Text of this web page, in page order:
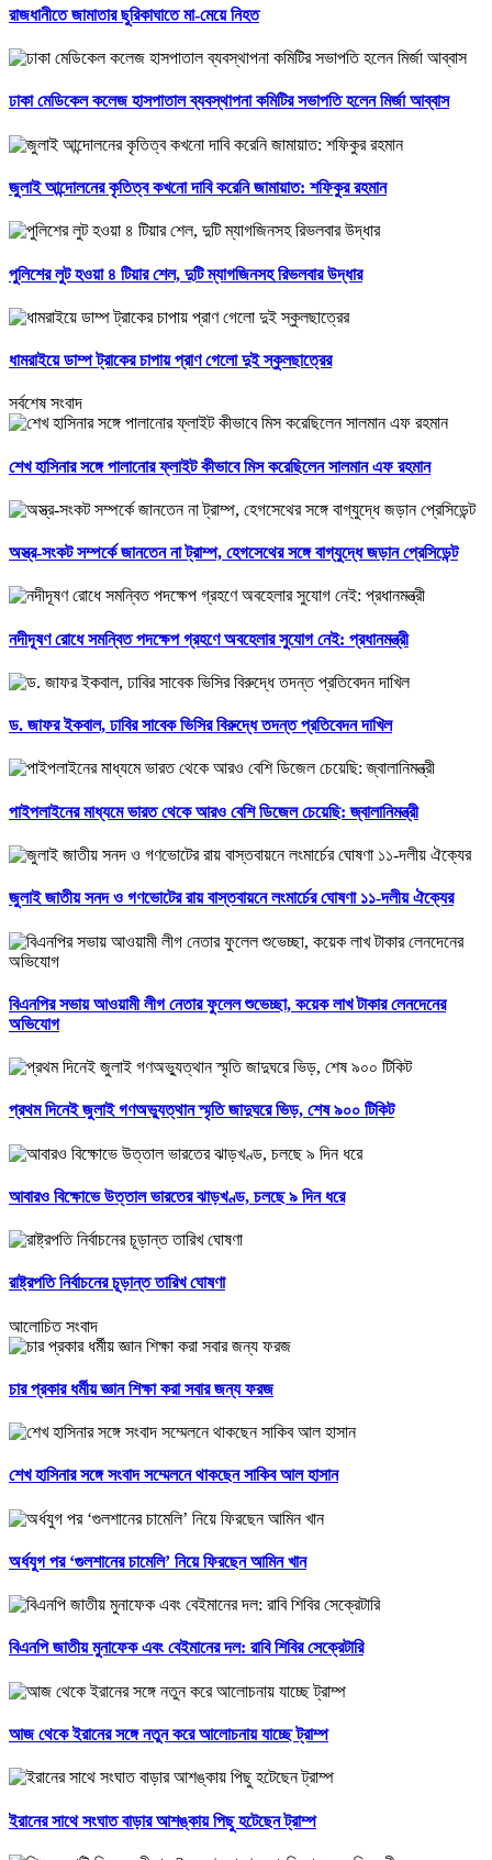
রাজধানীতে জামাতার ছুরিকাঘাতে মা-মেয়ে নিহত
ঢাকা মেডিকেল কলেজ হাসপাতাল ব্যবস্থাপনা কমিটির সভাপতি হলেন মির্জা আব্বাস
জুলাই আন্দোলনের কৃতিত্ব কখনো দাবি করেনি জামায়াত: শফিকুর রহমান
পুলিশের লুট হওয়া ৪ টিয়ার শেল, দুটি ম্যাগজিনসহ রিভলবার উদ্ধার
ধামরাইয়ে ডাম্প ট্রাকের চাপায় প্রাণ গেলো দুই স্কুলছাত্রের
সর্বশেষ সংবাদ
শেখ হাসিনার সঙ্গে পালানোর ফ্লাইট কীভাবে মিস করেছিলেন সালমান এফ রহমান
অস্ত্র-সংকট সম্পর্কে জানতেন না ট্রাম্প, হেগসেথের সঙ্গে বাগ্‌যুদ্ধে জড়ান প্রেসিডেন্ট
নদীদূষণ রোধে সমন্বিত পদক্ষেপ গ্রহণে অবহেলার সুযোগ নেই: প্রধানমন্ত্রী
ড. জাফর ইকবাল, ঢাবির সাবেক ভিসির বিরুদ্ধে তদন্ত প্রতিবেদন দাখিল
পাইপলাইনের মাধ্যমে ভারত থেকে আরও বেশি ডিজেল চেয়েছি: জ্বালানিমন্ত্রী
জুলাই জাতীয় সনদ ও গণভোটের রায় বাস্তবায়নে লংমার্চের ঘোষণা ১১-দলীয় ঐক্যের
বিএনপির সভায় আওয়ামী লীগ নেতার ফুলেল শুভেচ্ছা, কয়েক লাখ টাকার লেনদেনের
অভিযোগ
প্রথম দিনেই জুলাই গণঅভ্যুত্থান স্মৃতি জাদুঘরে ভিড়, শেষ ৯০০ টিকিট
আবারও বিক্ষোভে উত্তাল ভারতের ঝাড়খণ্ড, চলছে ৯ দিন ধরে
রাষ্ট্রপতি নির্বাচনের চূড়ান্ত তারিখ ঘোষণা
আলোচিত সংবাদ
চার প্রকার ধর্মীয় জ্ঞান শিক্ষা করা সবার জন্য ফরজ
শেখ হাসিনার সঙ্গে সংবাদ সম্মেলনে থাকছেন সাকিব আল হাসান
অর্ধযুগ পর ‘গুলশানের চামেলি’ নিয়ে ফিরছেন আমিন খান
বিএনপি জাতীয় মুনাফেক এবং বেইমানের দল: রাবি শিবির সেক্রেটারি
আজ থেকে ইরানের সঙ্গে নতুন করে আলোচনায় যাচ্ছে ট্রাম্প
ইরানের সাথে সংঘাত বাড়ার আশঙ্কায় পিছু হটেছেন ট্রাম্প